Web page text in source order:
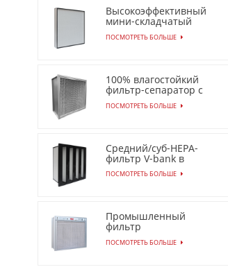
Высокоэффективный
мини-складчатый
фильтр с низким
перепадом давления
ПОСМОТРЕТЬ БОЛЬШЕ
100% влагостойкий
фильтр-сепаратор с
бесконечной
прокладкой
ПОСМОТРЕТЬ БОЛЬШЕ
Средний/суб-HEPA-
фильтр V-bank в
пластиковой рамке
ПОСМОТРЕТЬ БОЛЬШЕ
Промышленный
фильтр
электростатического
осадителя для
ПОСМОТРЕТЬ БОЛЬШЕ